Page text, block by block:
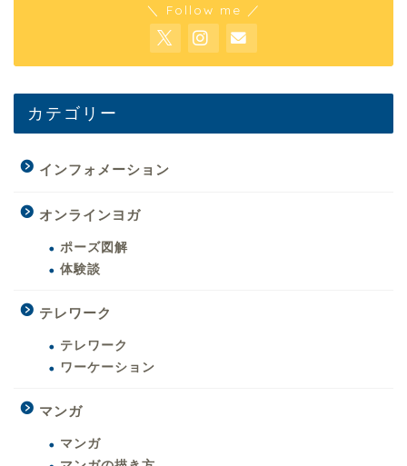
＼ Follow me ／
カテゴリー
インフォメーション
オンラインヨガ
ポーズ図解
体験談
テレワーク
テレワーク
ワーケーション
マンガ
マンガ